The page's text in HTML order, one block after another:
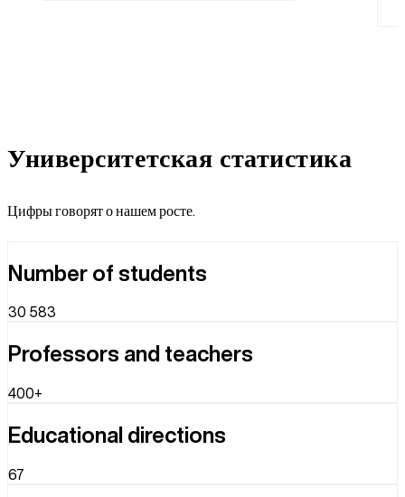
Университетская статистика
Цифры говорят о нашем росте.
Number of students
30 583
Professors and teachers
400+
Educational directions
67